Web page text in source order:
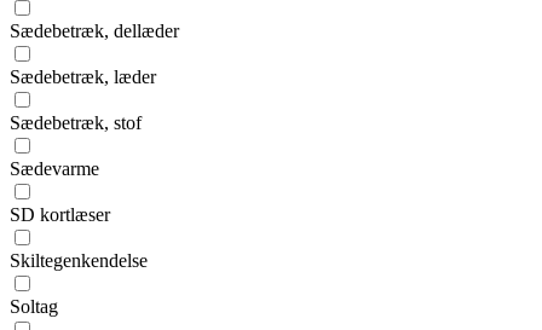
Sædebetræk, dellæder
Sædebetræk, læder
Sædebetræk, stof
Sædevarme
SD kortlæser
Skiltegenkendelse
Soltag